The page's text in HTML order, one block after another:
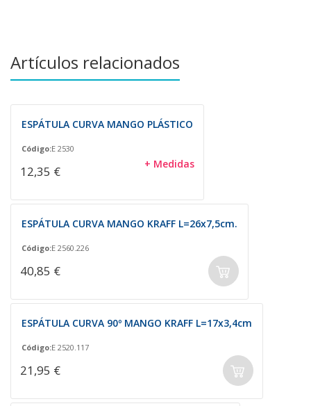
Artículos relacionados
ESPÁTULA CURVA MANGO PLÁSTICO
Código:E 2530
12,35 € + Medidas
ESPÁTULA CURVA MANGO KRAFF L=26x7,5cm.
Código:E 2560.226
40,85 €
ESPÁTULA CURVA 90º MANGO KRAFF L=17x3,4cm
Código:E 2520.117
21,95 €